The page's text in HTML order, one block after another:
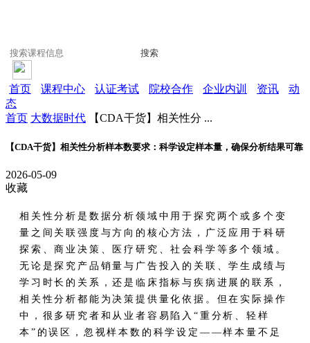
搜索
首页 课程中心 认证考试 院校合作 企业内训 资讯
动
态
首页 大数据时代 【CDA干货】相关性分 ...
【CDA干货】相关性分析样本数要求：科学设定样本量，确保分析结果可靠
2026-05-09
收藏
相关性分析是数据分析领域中用于探究两个或多个变
量之间关联强度与方向的核心方法，广泛应用于科研
探索、商业决策、医疗研究、社会科学等多个领域。
无论是探究产品销量与广告投入的关联、学生成绩与
学习时长的关系，还是临床指标与疾病进展的联系，
相关性分析都能为决策提供量化依据。但在实际操作
中，很多研究者和从业者容易陷入“重分析、轻样
本”的误区，忽视样本数的科学设定——样本量不足